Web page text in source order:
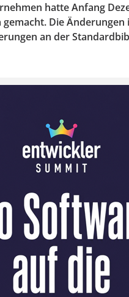
hatte Anfang
Die Änderungen
an der